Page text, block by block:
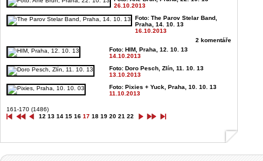
26.10.2013
Foto: The Parov Stelar Band,
Praha, 14. 10. 13
16.10.2013
2 komentáře
Foto: HIM, Praha, 12. 10. 13
14.10.2013
Foto: Doro Pesch, Zlín, 11. 10. 13
13.10.2013
Foto: Pixies + Yuck, Praha, 10. 10. 13
11.10.2013
161-170 (1486)
12 13 14 15 16 17 18 19 20 21 22